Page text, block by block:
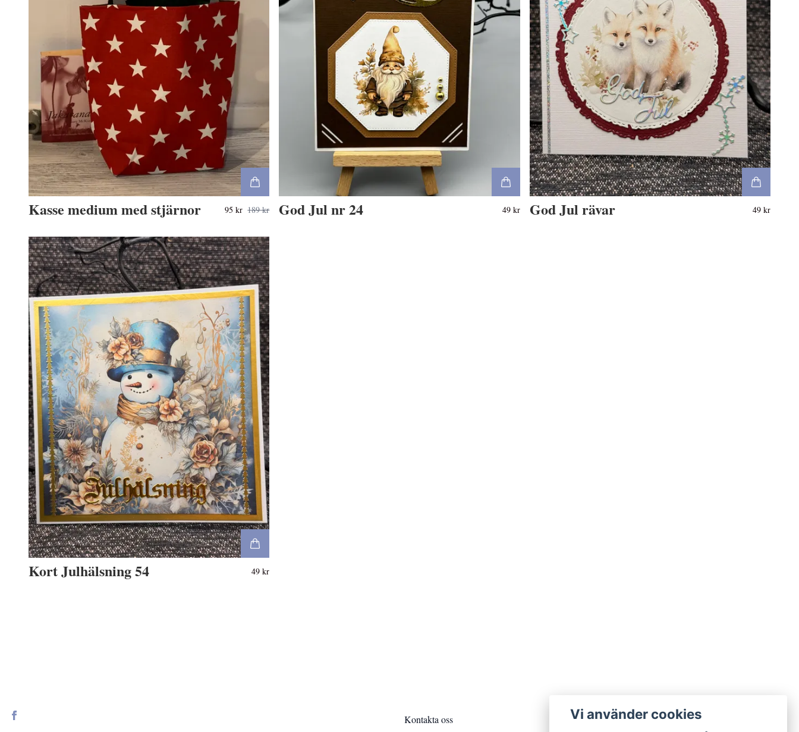
Kasse medium med stjärnor 95 kr 189 kr God Jul nr 24 49 kr God Jul rävar 49 kr
Kort Julhälsning 54 49 kr
Kontakta oss Vi använder cookies